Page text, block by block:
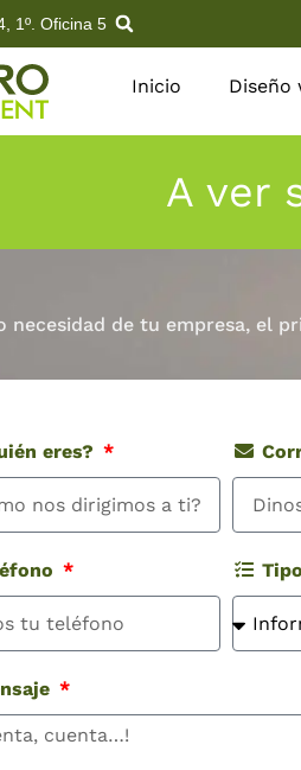
1º. Oficina 5
Inicio Diseño
A ver
necesidad de tu empresa, el
eres?